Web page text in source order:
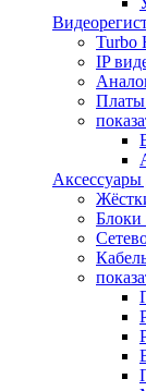
Turbo
IP
Платы
Блоки